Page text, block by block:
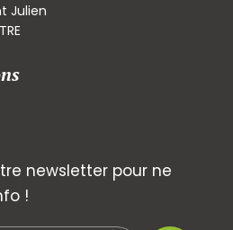
Julien
newsletter pour ne
!